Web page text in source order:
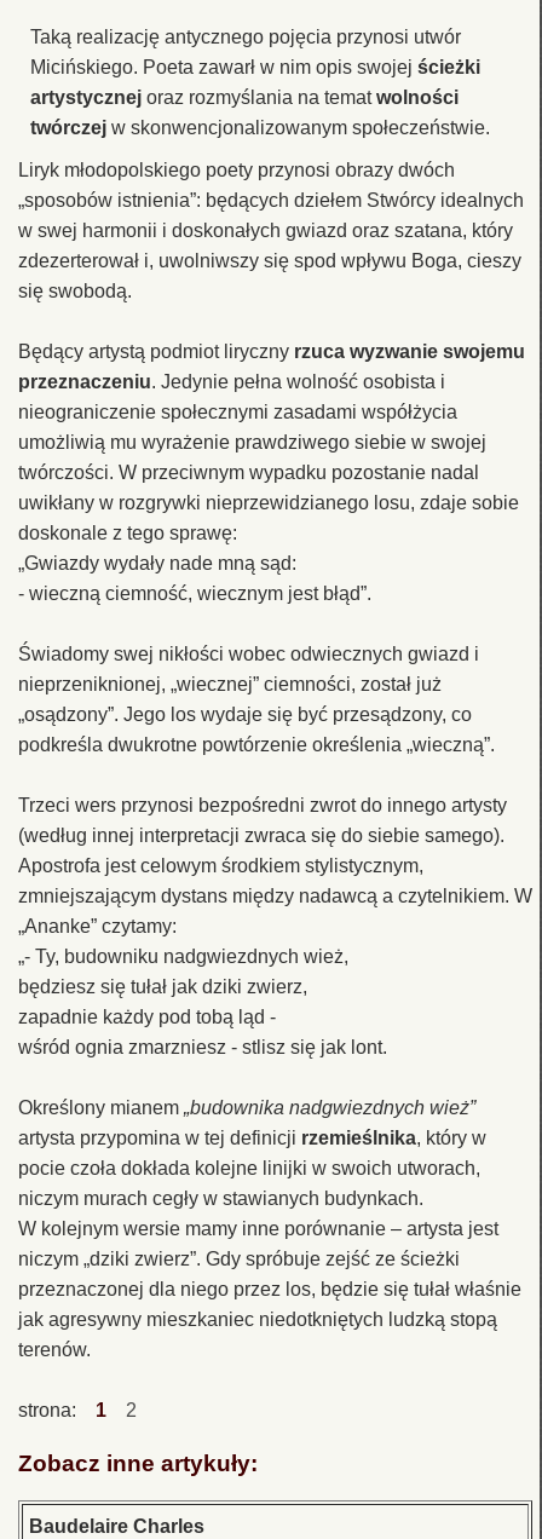
Taką realizację antycznego pojęcia przynosi utwór
Micińskiego. Poeta zawarł w nim opis swojej ścieżki
artystycznej oraz rozmyślania na tematwolności
twórczej w skonwencjonalizowanym społeczeństwie.
Liryk młodopolskiego poety przynosi obrazy dwóch
„sposobów istnienia”: będących dziełem Stwórcy idealnych
w swej harmonii i doskonałych gwiazd oraz szatana, który
zdezerterował i, uwolniwszy się spod wpływu Boga, cieszy
się swobodą.
Będący artystą podmiot liryczny rzuca wyzwanie swojemu
przeznaczeniu. Jedynie pełna wolność osobista i
nieograniczenie społecznymi zasadami współżycia
umożliwią mu wyrażenie prawdziwego siebie w swojej
twórczości. W przeciwnym wypadku pozostanie nadal
uwikłany w rozgrywki nieprzewidzianego losu, zdaje sobie
doskonale z tego sprawę:
„Gwiazdy wydały nade mną sąd:
- wieczną ciemność, wiecznym jest błąd”.
Świadomy swej nikłości wobec odwiecznych gwiazd i
nieprzeniknionej, „wiecznej” ciemności, został już
„osądzony”. Jego los wydaje się być przesądzony, co
podkreśla dwukrotne powtórzenie określenia „wieczną”.
Trzeci wers przynosi bezpośredni zwrot do innego artysty
(według innej interpretacji zwraca się do siebie samego).
Apostrofa jest celowym środkiem stylistycznym,
zmniejszającym dystans między nadawcą a czytelnikiem. W
„Ananke” czytamy:
„- Ty, budowniku nadgwiezdnych wież,
będziesz się tułał jak dziki zwierz,
zapadnie każdy pod tobą ląd -
wśród ognia zmarzniesz - stlisz się jak lont.
Określony mianem „budownika nadgwiezdnych wież”
artysta przypomina w tej definicji rzemieślnika, który w
pocie czoła dokłada kolejne linijki w swoich utworach,
niczym murach cegły w stawianych budynkach.
W kolejnym wersie mamy inne porównanie – artysta jest
niczym „dziki zwierz”. Gdy spróbuje zejść ze ścieżki
przeznaczonej dla niego przez los, będzie się tułał właśnie
jak agresywny mieszkaniec niedotkniętych ludzką stopą
terenów.
strona: 1 2
Zobacz inne artykuły:
Baudelaire Charles